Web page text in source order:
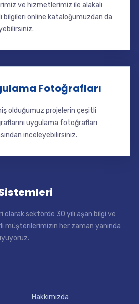
ve hizmetlerimiz ile alakalı
bilgileri online kataloğumuzdan da
Fotoğrafları
olduğumuz projelerin çeşitli
uygulama fotoğrafları
inceleyebilirsiniz.
sektörde 30 yılı aşan bilgi ve
müşterilerimizin her zaman yanında
Hakkımızda